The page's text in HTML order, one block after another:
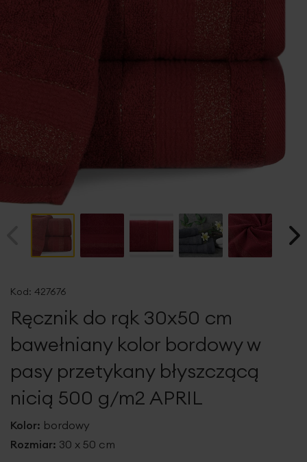
początek
galerii
Kod: 427676
Ręcznik do rąk 30x50 cm
bawełniany kolor bordowy w
pasy przetykany błyszczącą
nicią 500 g/m2 APRIL
Kolor: bordowy
Rozmiar: 30 x 50 cm